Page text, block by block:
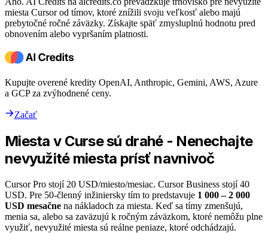
miesta Cursor od tímov, ktoré znížili svoju veľkosť alebo majú
prebytočné ročné záväzky. Získajte späť zmysluplnú hodnotu pred
obnovením alebo vypršaním platnosti.
Kupujte overené kredity OpenAI, Anthropic, Gemini, AWS, Azure
a GCP za zvýhodnené ceny.
Začať
Miesta v Curse sú drahé - Nenechajte
nevyužité miesta prísť navnivoč
Cursor Pro stojí 20 USD/miesto/mesiac. Cursor Business stojí 40
USD. Pre 50-členný inžiniersky tím to predstavuje 1 000 – 2 000
USD mesačne na nákladoch za miesta. Keď sa tímy zmenšujú,
menia sa, alebo sa zaväzujú k ročným záväzkom, ktoré nemôžu plne
využiť, nevyužité miesta sú reálne peniaze, ktoré odchádzajú.